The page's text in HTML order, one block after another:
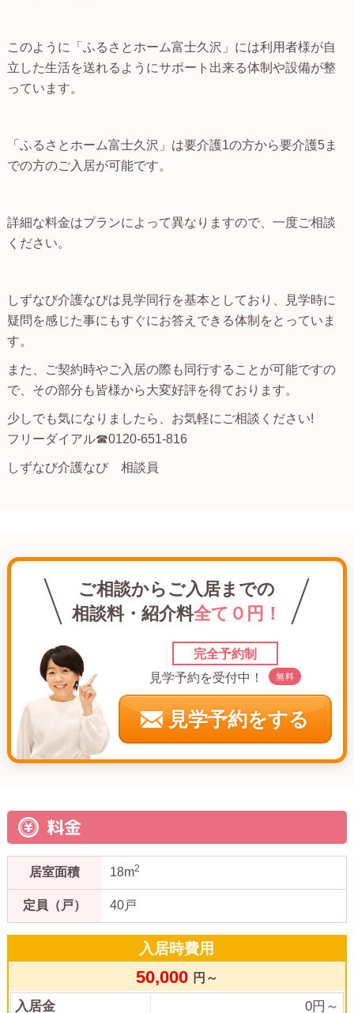
このように「ふるさとホーム富士久沢」には利用者様が自
立した生活を送れるようにサポート出来る体制や設備が整
っています。
「ふるさとホーム富士久沢」は要介護1の方から要介護5ま
での方のご入居が可能です。
詳細な料金はプランによって異なりますので、一度ご相談
ください。
しずなび介護なびは見学同行を基本としており、見学時に
疑問を感じた事にもすぐにお答えできる体制をとっていま
す。
また、ご契約時やご入居の際も同行することが可能ですの
で、その部分も皆様から大変好評を得ております。
少しでも気になりましたら、お気軽にご相談ください!
フリーダイアル☎0120-651-816
しずなび介護なび 相談員
ご相談からご入居までの
相談料・紹介料全て０円！
完全予約制
見学予約を受付中！
無料
見学予約をする
料金
居室面積 18m2
定員（戸） 40戸
入居時費用
50,000 円～
入居金 0円～